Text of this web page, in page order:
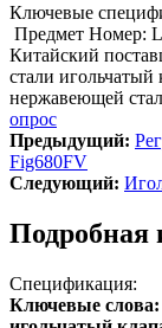
Ключевые
Предмет Номер:
Китайский
стали
нержавеющей
опрос
Предыдущий:
Fig680FV
Cледующий:
Подробная
Спецификация:
Ключевые